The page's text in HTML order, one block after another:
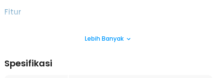
Fitur
Mesin dengan tekanan 19 bar hasilkan espresso dengan crema
Suhu Stabil, Rasa Terbaik
Lebih Banyak
Spesifikasi